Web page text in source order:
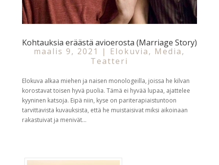
Kohtauksia eräästä avioerosta (Marriage Story)
maalis 9, 2021
| Elokuvia, Media,
Teatteri
Elokuva alkaa miehen ja naisen monologeilla, joissa he kilvan
korostavat toisen hyvä puolia. Tämä ei hyvää lupaa, ajattelee
kyyninen katsoja. Eipä niin, kyse on pariterapiaistuntoon
tarvittavista kuvauksista, että he muistaisivat miksi aikoinaan
rakastuivat ja menivät...